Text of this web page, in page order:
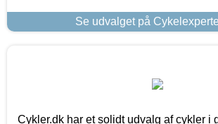
Se udvalget på
Cykler.dk har et solidt udvalg af cykler i